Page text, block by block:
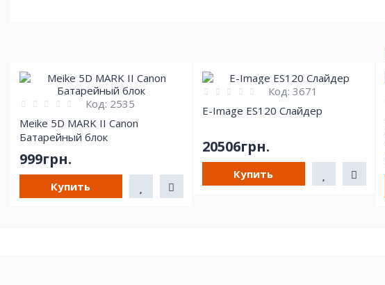
Код: 2535
Meike 5D MARK II Canon
Батарейный блок
999грн.
Купить
Код: 3671
E-Image ES120 Слайдер
20506грн.
Купить